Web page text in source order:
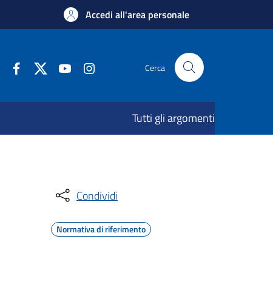
Accedi all'area personale
Cerca
Tutti gli argomenti
Condividi
Normativa di riferimento